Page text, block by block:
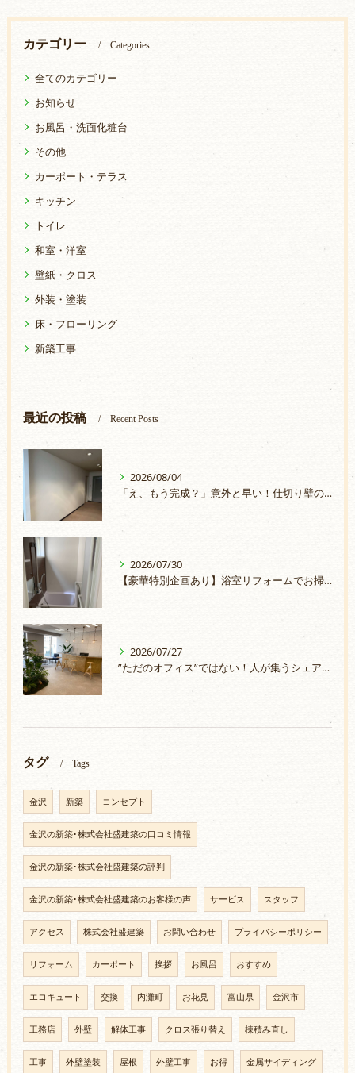
カテゴリー Categories
全てのカテゴリー
お知らせ
お風呂・洗面化粧台
その他
カーポート・テラス
キッチン
トイレ
和室・洋室
壁紙・クロス
外装・塗装
床・フローリング
新築工事
最近の投稿 Recent Posts
2026/08/04
「え、もう完成？」意外と早い！仕切り壁の取付
2026/07/30
【豪華特別企画あり】浴室リフォームでお掃除ラクラク＆安心のお風呂へ
2026/07/27
”ただのオフィス”ではない！人が集うシェアオフィスづくり
タグ Tags
金沢 新築 コンセプト
金沢の新築･株式会社盛建築の口コミ情報
金沢の新築･株式会社盛建築の評判
金沢の新築･株式会社盛建築のお客様の声 サービス スタッフ
アクセス 株式会社盛建築 お問い合わせ プライバシーポリシー
リフォーム カーポート 挨拶 お風呂 おすすめ
エコキュート 交換 内灘町 お花見 富山県 金沢市
工務店 外壁 解体工事 クロス張り替え 棟積み直し
工事 外壁塗装 屋根 外壁工事 お得 金属サイディング